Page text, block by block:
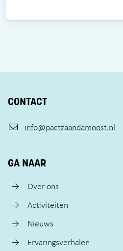
CONTACT
info@pactzaandamoost.nl
GA NAAR
Over ons
Activiteiten
Nieuws
Ervaringsverhalen